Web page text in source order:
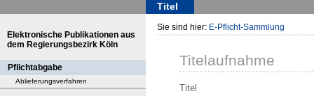
Titel
Elektronische Publikationen aus
dem Regierungsbezirk Köln
Pflichtabgabe
Ablieferungsverfahren
Sie sind hier: E-Pflicht-Sammlung
Titelaufnahme
Titel